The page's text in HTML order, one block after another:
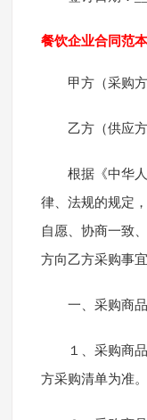
餐饮企业合同范
甲方（采购方
乙方（供应方
根据《中华
律、法规的规定
自愿、协商一致
方向乙方采购事
一、采购商
１、采购商
方采购清单为准。